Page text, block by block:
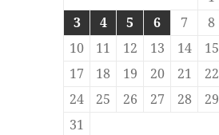
3
4 5 6 7 8
10
11 12 13 14 15
17
18 19 20 21 22
24
25 26 27 28 29
31